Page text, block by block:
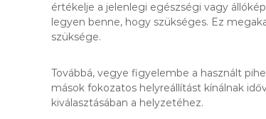
értékelje a jelenlegi egészségi vagy
legyen benne, hogy szükséges. Ez
szüksége.
Továbbá, vegye figyelembe a használt
mások fokozatos helyreállítást kínálnak
kiválasztásában a helyzetéhez.